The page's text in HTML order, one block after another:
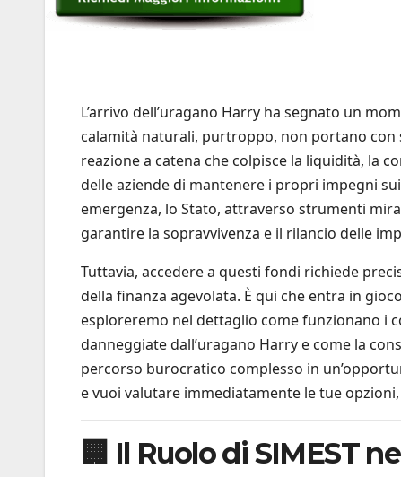
L’arrivo dell’uragano Harry ha segnato un
calamità naturali, purtroppo, non portano
reazione a catena che colpisce la liquidità, la
delle aziende di mantenere i propri impegni
emergenza, lo Stato, attraverso strumenti
garantire la sopravvivenza e il rilancio delle
Tuttavia, accedere a questi fondi richiede
della finanza agevolata. È qui che entra in
esploreremo nel dettaglio come funzionano i
danneggiate dall’uragano Harry e come la
percorso burocratico complesso in
e vuoi valutare immediatamente le tue opzioni,
🏢 Il Ruolo di SIMEST